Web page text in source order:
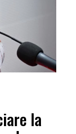
la